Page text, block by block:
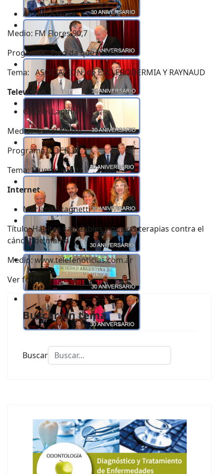
Amalia Barcan
Medio: FM Flores 90,7
Programa: Esto da que hablar
Tema: ASOCIACION de ESCLERODERMIA Y RAYNAUD
Televisión
Gabriel Lapman
Medio: Canal Metro
Programa DOCFLIX
Tema: Muerte súbita
Internet
Mariana Scagnetti
Título: Hábitos saludables y nuevas terapias contra el
cáncer de mama
Medio:www.telefenoticias.com.ar
Ver fotos
Buscar un tema
Buscar